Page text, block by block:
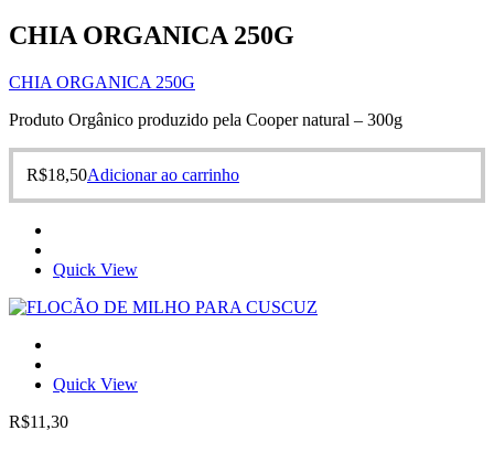
CHIA ORGANICA 250G
CHIA ORGANICA 250G
Produto Orgânico produzido pela Cooper natural – 300g
R$18,50Adicionar ao carrinho
Quick View
Quick View
R$11,30